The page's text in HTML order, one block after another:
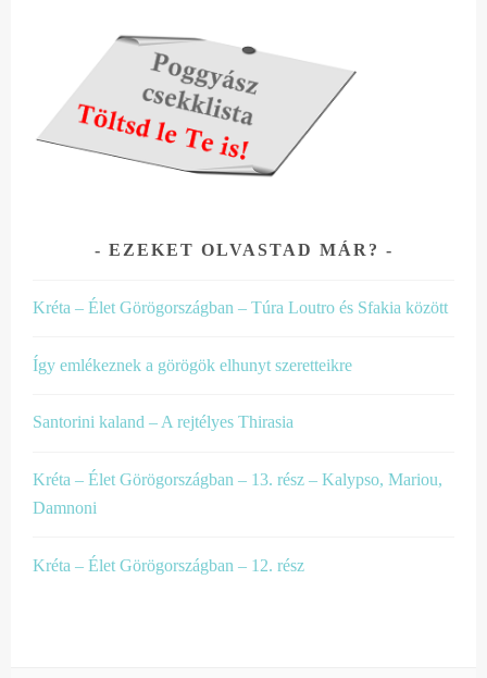
EZEKET OLVASTAD MÁR?
Kréta – Élet Görögországban – Túra Loutro és Sfakia között
Így emlékeznek a görögök elhunyt szeretteikre
Santorini kaland – A rejtélyes Thirasia
Kréta – Élet Görögországban – 13. rész – Kalypso, Mariou,
Damnoni
Kréta – Élet Görögországban – 12. rész